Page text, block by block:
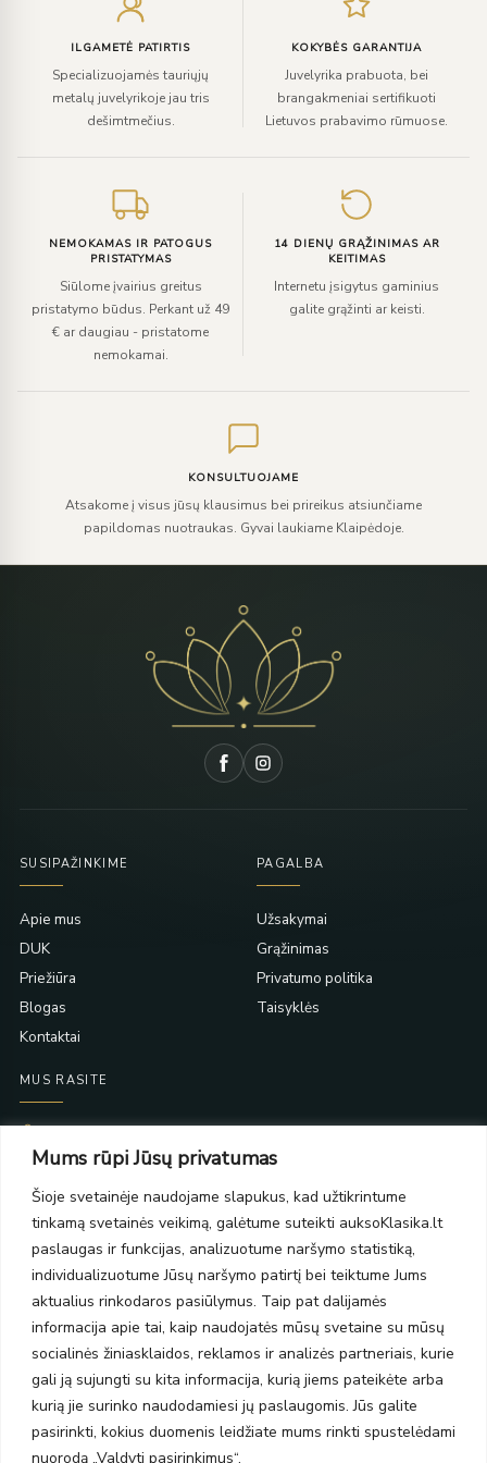
Mums rūpi Jūsų privatumas
Šioje svetainėje naudojame slapukus, kad užtikrintume
tinkamą svetainės veikimą, galėtume suteikti auksoKlasika.lt
paslaugas ir funkcijas, analizuotume naršymo statistiką,
individualizuotume Jūsų naršymo patirtį bei teiktume Jums
aktualius rinkodaros pasiūlymus. Taip pat dalijamės
informacija apie tai, kaip naudojatės mūsų svetaine su mūsų
socialinės žiniasklaidos, reklamos ir analizės partneriais, kurie
gali ją sujungti su kita informacija, kurią jiems pateikėte arba
kurią jie surinko naudodamiesi jų paslaugomis. Jūs galite
pasirinkti, kokius duomenis leidžiate mums rinkti spustelėdami
nuorodą „Valdyti pasirinkimus“.
ILGAMETĖ PATIRTIS
Specializuojamės tauriųjų
metalų juvelyrikoje jau tris
dešimtmečius.
KOKYBĖS GARANTIJA
Juvelyrika prabuota, bei
brangakmeniai sertifikuoti
Lietuvos prabavimo rūmuose.
NEMOKAMAS IR PATOGUS
PRISTATYMAS
Siūlome įvairius greitus
pristatymo būdus. Perkant už 49
€ ar daugiau - pristatome
nemokamai.
14 DIENŲ GRĄŽINIMAS AR
KEITIMAS
Internetu įsigytus gaminius
galite grąžinti ar keisti.
KONSULTUOJAME
Atsakome į visus jūsų klausimus bei prireikus atsiunčiame
papildomas nuotraukas. Gyvai laukiame Klaipėdoje.
SUSIPAŽINKIME
Apie mus
DUK
Priežiūra
Blogas
Kontaktai
PAGALBA
Užsakymai
Grąžinimas
Privatumo politika
Taisyklės
MUS RASITE
PC Molas, Klaipėda
PC BIG 2, Klaipėda
Šilutės pl. 35
PC Banginis, Klaipėda
NAUJIENLAIŠKIS
Prenumeruokite ir gaukite pasiūlymus, naujienas bei riboto
leidimo kolekcijas.